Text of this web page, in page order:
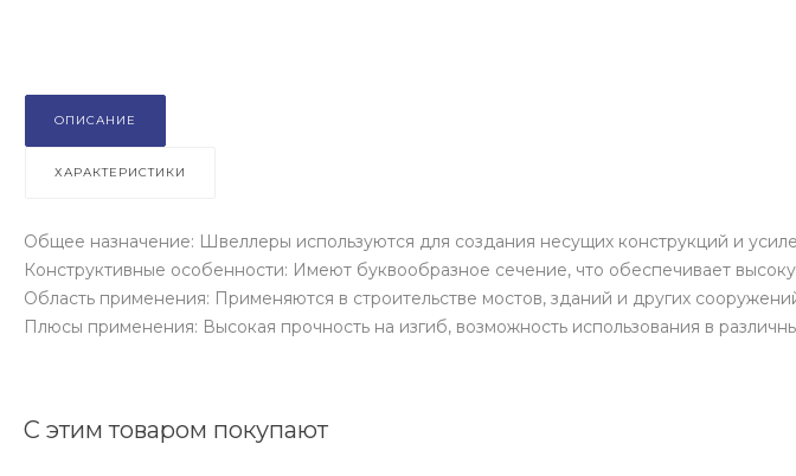
ОПИСАНИЕ
ХАРАКТЕРИСТИКИ
Общее назначение: Швеллеры используются для создания несущих конструкций и
Конструктивные особенности: Имеют буквообразное сечение, что обеспечивает
Область применения: Применяются в строительстве мостов, зданий и других
Плюсы применения: Высокая прочность на изгиб, возможность использования в
С этим товаром покупают